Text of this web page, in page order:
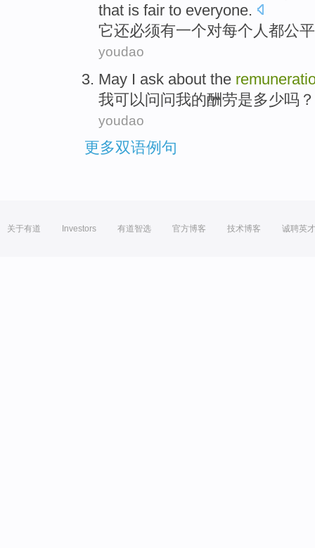
that is fair to everyone.
它还必须有一个对每个人都公平
youdao
May I ask about the
我可以问问我的酬劳是多少吗？
youdao
更多双语例句
关于有道 Investors 有道智选 官方博客 技术博客 诚聘英才